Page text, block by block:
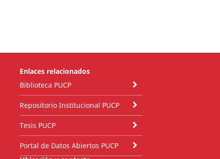
Enlaces relacionados
Biblioteca PUCP
Repositorio Institucional PUCP
Tesis PUCP
Portal de Datos Abiertos PUCP